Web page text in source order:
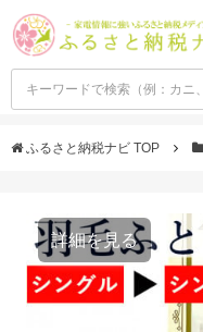
ふるさと納税ナビ TOP
詳細を見る